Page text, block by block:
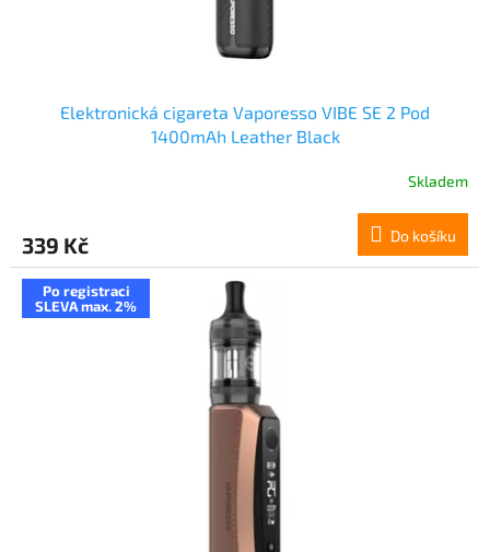
Elektronická cigareta Vaporesso VIBE SE 2 Pod
1400mAh Leather Black
Skladem
339 Kč Do košíku
Po registraci
SLEVA max. 2%